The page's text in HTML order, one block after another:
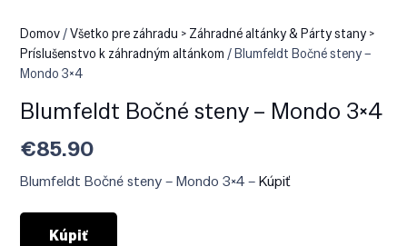
Domov/Všetko pre záhradu > Záhradné altánky & Párty stany >
Príslušenstvo k záhradným altánkom / Blumfeldt Bočné steny –
Mondo 3×4
Blumfeldt Bočné steny – Mondo 3×4
€85.90
Blumfeldt Bočné steny – Mondo 3×4 –Kúpiť
Kúpiť